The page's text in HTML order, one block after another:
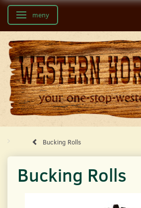
Ändra navigering
meny
Bucking Rolls
Bucking Rolls